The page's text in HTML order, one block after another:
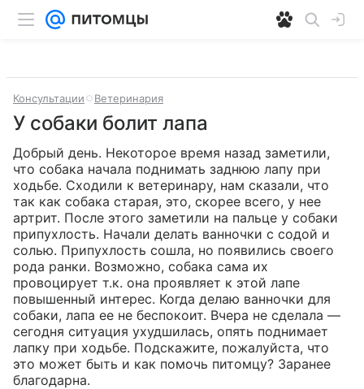
Консультации Ветеринария
У собаки болит лапа
Добрый день. Некоторое время назад заметили,
что собака начала поднимать заднюю лапу при
ходьбе. Сходили к ветеринару, нам сказали, что
так как собака старая, это, скорее всего, у нее
артрит. После этого заметили на пальце у собаки
припухлость. Начали делать ванночки с содой и
солью. Припухлость сошла, но появились своего
рода ранки. Возможно, собака сама их
провоцирует т.к. она проявляет к этой лапе
повышенный интерес. Когда делаю ванночки для
собаки, лапа ее не беспокоит. Вчера не сделала —
сегодня ситуация ухудшилась, опять поднимает
лапку при ходьбе. Подскажите, пожалуйста, что
это может быть и как помочь питомцу? Заранее
благодарна.